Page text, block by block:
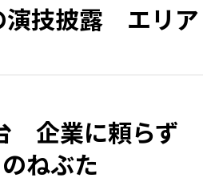
演技披露 エリア
企業に頼らず
ねぶた